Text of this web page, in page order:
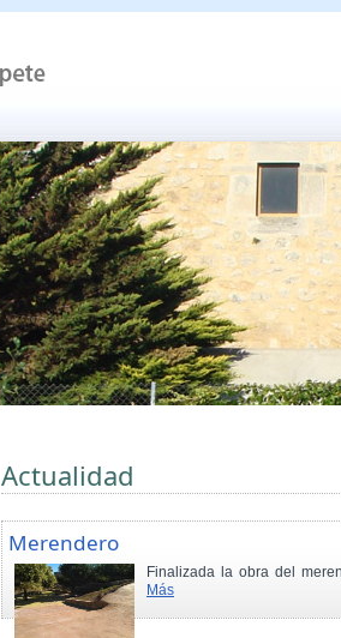
Actualidad
Merendero
Finalizada la obra del
Más